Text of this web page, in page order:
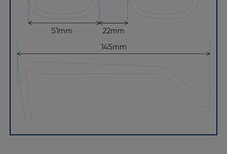
22mm
51mm
145mm